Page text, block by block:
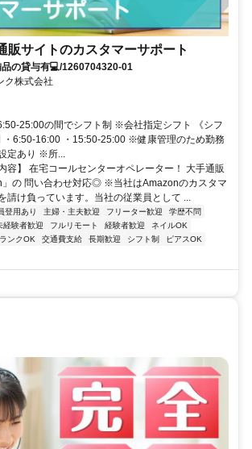
販サイトのカスタマーサポート
の貸与有💻/1260704320-01
ク株式会社
25:00の間でシフト制 ※会社指定シフト 《シフ
・6:50-16:00 ・15:50-25:00 ※健康管理のため勤務
定あり ※所...
容】 在宅コールセンターオペレーター！ 大手通販
」の 問い合わせ対応◎ ※当社はAmazonのカスタマ
請け負っています。当社の従業員として ...
登用あり 主婦・主夫歓迎 フリーター歓迎
学歴不問
経験者歓迎 フルリモート 経験者歓迎
ネイルOK
ンクOK 交通費支給 長期歓迎 シフト制
ピアスOK